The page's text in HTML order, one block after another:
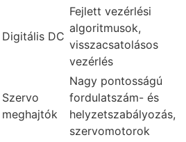
Digitális DC
Fejlett vezérlési
algoritmusok,
visszacsatolásos
vezérlés
Szervo
meghajtók
Nagy pontosságú
fordulatszám- és
helyzetszabályozás,
szervomotorok